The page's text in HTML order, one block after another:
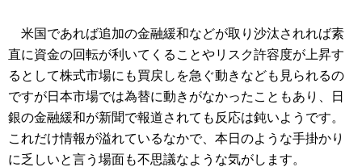
米国であれば追加の金融緩和などが取り沙汰されれば素
直に資金の回転が利いてくることやリスク許容度が上昇す
るとして株式市場にも買戻しを急ぐ動きなども見られるの
ですが日本市場では為替に動きがなかったこともあり、日
銀の金融緩和が新聞で報道されても反応は鈍いようです。
これだけ情報が溢れているなかで、本日のような手掛かり
に乏しいと言う場面も不思議なような気がします。